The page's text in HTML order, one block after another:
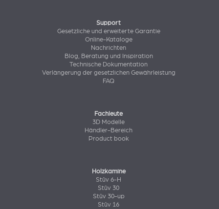
Support
Gesetzliche und erweiterte Garantie
Online-Kataloge
Nachrichten
Blog, Beratung und Inspiration
Technische Dokumentation
Verlängerung der gesetzlichen Gewährleistung
FAQ
Fachleute
3D Modelle
Händler-Bereich
Product book
Holzkamine
Stûv 6-H
Stûv 30
Stûv 30-up
Stûv 16